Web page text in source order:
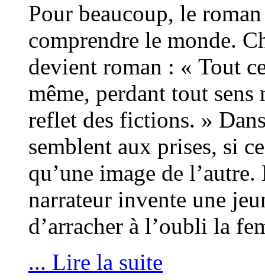
Pour beaucoup, le
comprendre le monde.
devient roman : « Tout
même, perdant tout
reflet des fictions. »
semblent aux prises, si
qu’une image de
narrateur invente une
d’arracher à l’oubli la
... Lire la suite